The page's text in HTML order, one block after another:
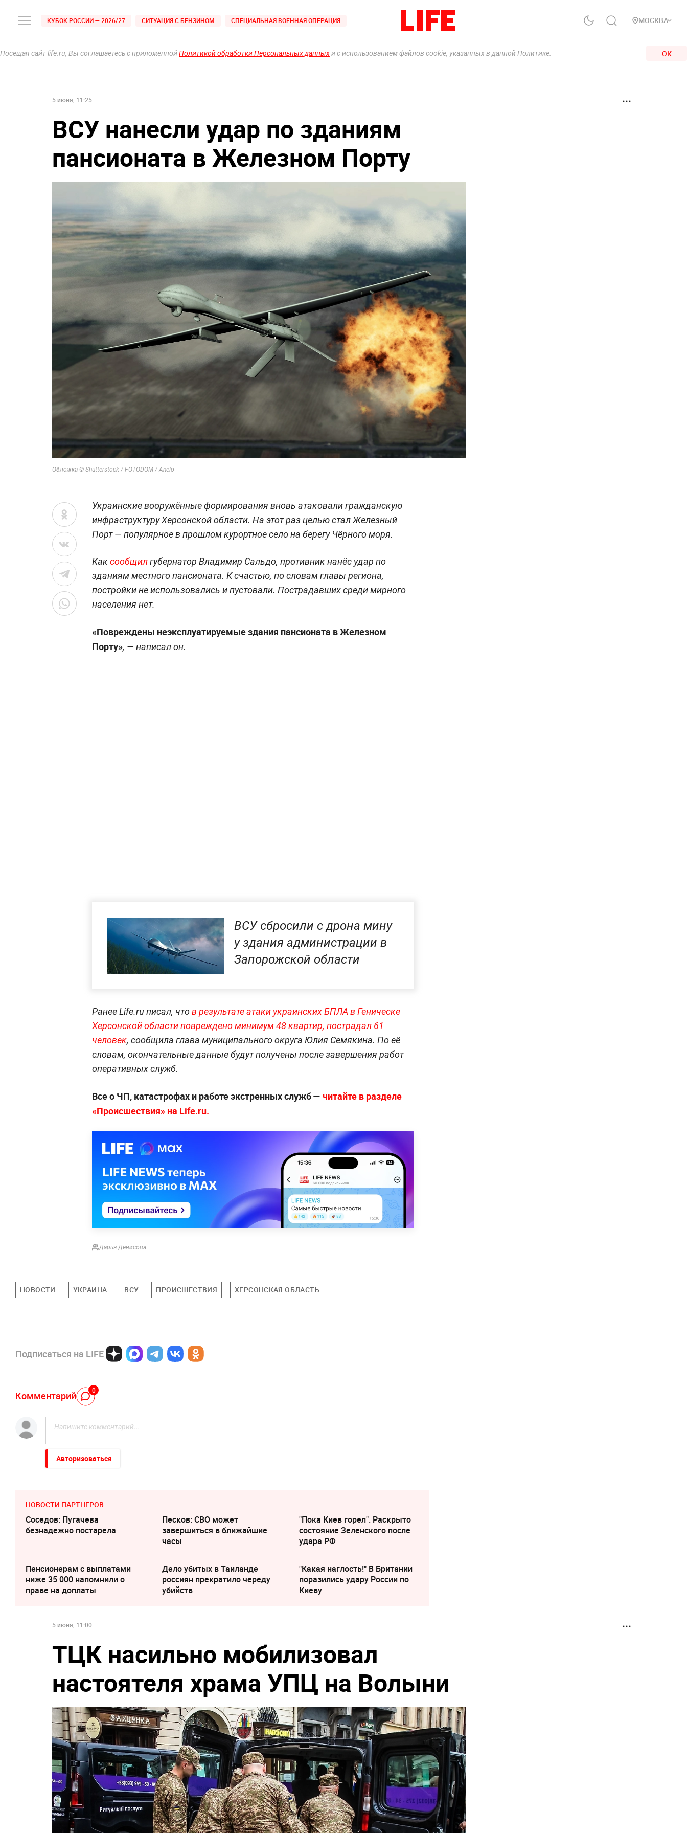
КУБОК РОССИИ — 2026/27 СИТУАЦИЯ С БЕНЗИНОМ СПЕЦИАЛЬНАЯ ВОЕННАЯ ОПЕРАЦИЯ МОСКВА
Посещая сайт life.ru, Вы соглашаетесь с приложеннойПолитикой обработки Персональных данныхи с использованием файлов cookie, указанных в данной Политике. ОК
5 июня, 11:25
ВСУ нанесли удар по зданиям
пансионата в Железном Порту
Обложка © Shutterstock / FOTODOM / Anelo
Украинские вооружённые формирования вновь атаковали гражданскую
инфраструктуру Херсонской области. На этот раз целью стал Железный
Порт — популярное в прошлом курортное село на берегу Чёрного моря.
Каксообщилгубернатор Владимир Сальдо, противник нанёс удар по
зданиям местного пансионата. К счастью, по словам главы региона,
постройки не использовались и пустовали. Пострадавших среди мирного
населения нет.
«Повреждены неэксплуатируемые здания пансионата в Железном
Порту», — написал он.
ВСУ сбросили с дрона мину
у здания администрации в
Запорожской области
Ранее Life.ru писал, чтов результате атаки украинских БПЛА в Геническе
Херсонской области повреждено минимум 48 квартир, пострадал 61
человек, сообщила глава муниципального округа Юлия Семякина. По её
словам, окончательные данные будут получены после завершения работ
оперативных служб.
Все о ЧП, катастрофах и работе экстренных служб — читайте в разделе
«Происшествия» на Life.ru.
Дарья Денисова
НОВОСТИ УКРАИНА ВСУ ПРОИСШЕСТВИЯ ХЕРСОНСКАЯ ОБЛАСТЬ
Подписаться на LIFE
Комментарий 0
Авторизоваться
НОВОСТИ ПАРТНЕРОВ
Соседов: Пугачева
безнадежно постарела
Песков: СВО может
завершиться в ближайшие
часы
"Пока Киев горел". Раскрыто
состояние Зеленского после
удара РФ
Пенсионерам с выплатами
ниже 35 000 напомнили о
праве на доплаты
Дело убитых в Таиланде
россиян прекратило череду
убийств
"Какая наглость!" В Британии
поразились удару России по
Киеву
5 июня, 11:00
ТЦК насильно мобилизовал
настоятеля храма УПЦ на Волыни